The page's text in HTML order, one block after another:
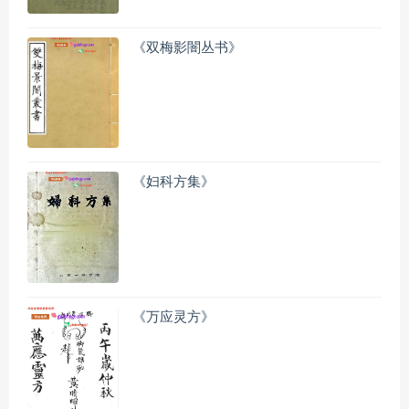
《双梅影闇丛书》
《妇科方集》
《万应灵方》